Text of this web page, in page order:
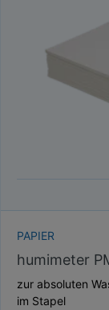
ATRO/M³
GEWICHT / MASSE
PAPIER
humimeter
zur absoluten
im Stapel